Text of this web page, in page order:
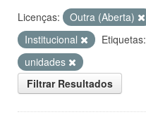
Licenças: Outra (Aberta)
Institucional
Etiquetas:
unidades
Filtrar Resultados